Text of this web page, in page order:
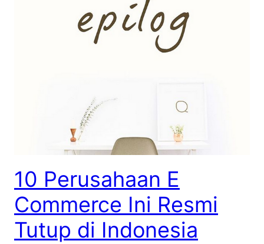
10 Perusahaan E
Commerce Ini Resmi
Tutup di Indonesia